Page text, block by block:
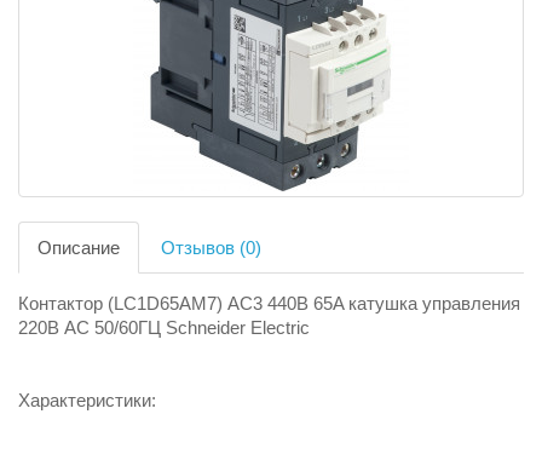
Описание Отзывов (0)
Контактор (LC1D65AM7) AC3 440В 65A катушка управления
220В AC 50/60ГЦ Schneider Electric
Характеристики: